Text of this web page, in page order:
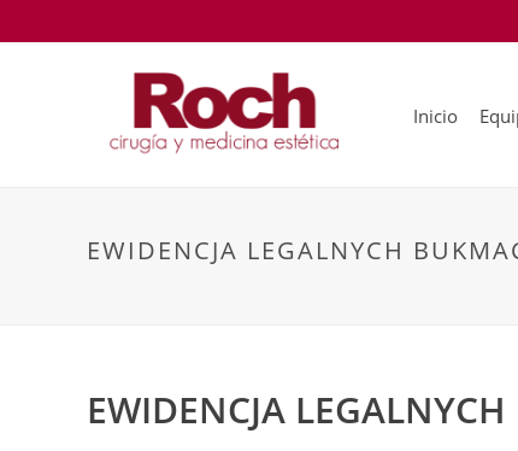
Inicio
EWIDENCJA LEGALNYCH
EWIDENCJA